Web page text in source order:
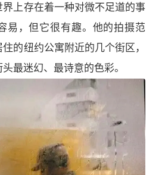
上存在着一种对微不足道的事
易，但它很有趣。他的拍摄范
的纽约公寓附近的几个街区，
最迷幻、最诗意的色彩。